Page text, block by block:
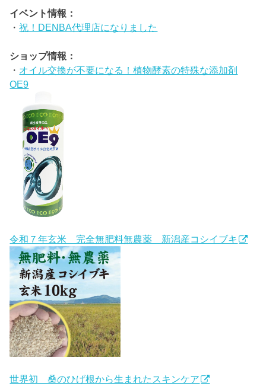
イベント情報：
・祝！DENBA代理店になりました
ショップ情報：
・ オイル交換が不要になる！植物酵素の特殊な添加剤
OE9
令和７年玄米 完全無肥料無農薬 新潟産コシイブキ
世界初 桑のひげ根から生まれたスキンケア